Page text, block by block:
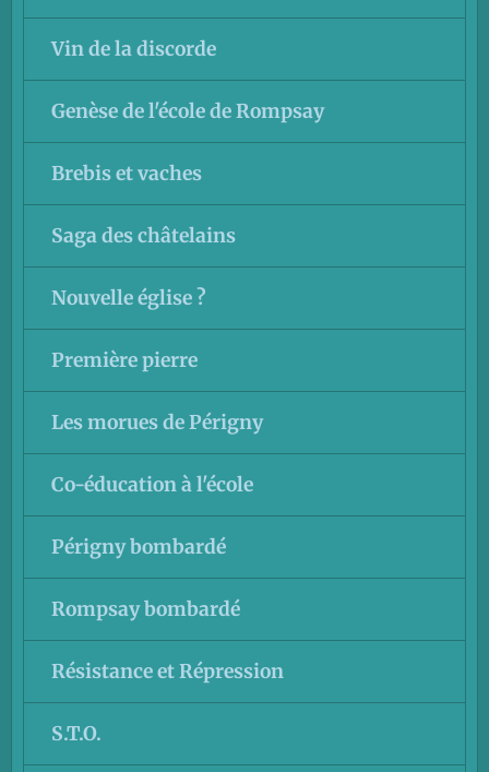
Vin de la discorde
Genèse de l'école de Rompsay
Brebis et vaches
Saga des châtelains
Nouvelle église ?
Première pierre
Les morues de Périgny
Co-éducation à l'école
Périgny bombardé
Rompsay bombardé
Résistance et Répression
S.T.O.